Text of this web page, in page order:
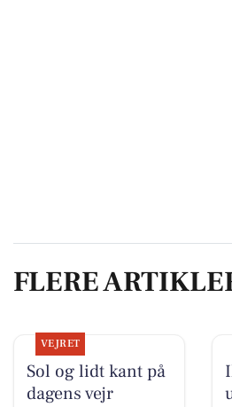
FLERE
VEJRET
Sol og lidt kant på
dagens vejr